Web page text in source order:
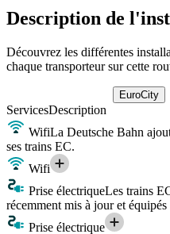
Description de
Découvrez les différentes
chaque transporteur sur cette
EuroCity
ServicesDescription
WifiLa Deutsche Bahn
ses trains EC.
Wifi
Prise électriqueLes trains
récemment mis à jour et
Prise électrique